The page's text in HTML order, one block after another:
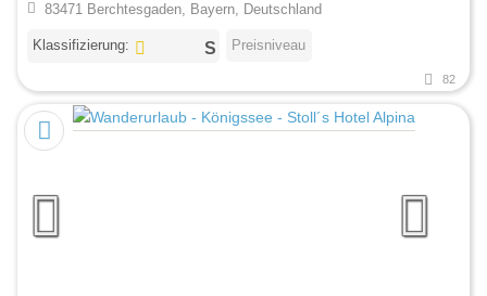
83471 Berchtesgaden, Bayern, Deutschland
Klassifizierung: Preisniveau
82